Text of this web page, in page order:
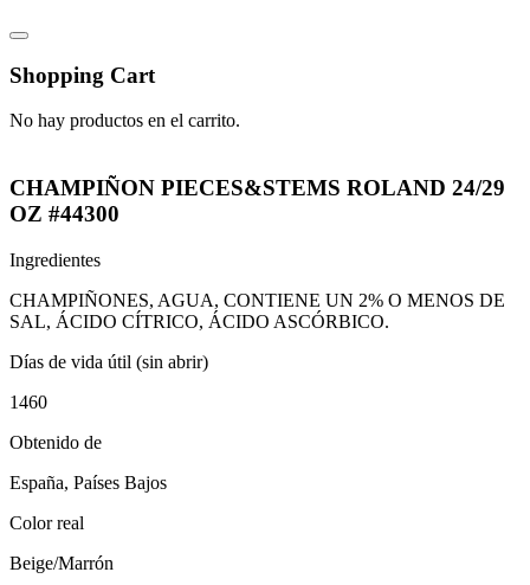
Shopping Cart
No hay productos en el carrito.
CHAMPIÑON PIECES&STEMS ROLAND 24/29
OZ #44300
Ingredientes
CHAMPIÑONES, AGUA, CONTIENE UN 2% O MENOS DE
SAL, ÁCIDO CÍTRICO, ÁCIDO ASCÓRBICO.
Días de vida útil (sin abrir)
1460
Obtenido de
España, Países Bajos
Color real
Beige/Marrón